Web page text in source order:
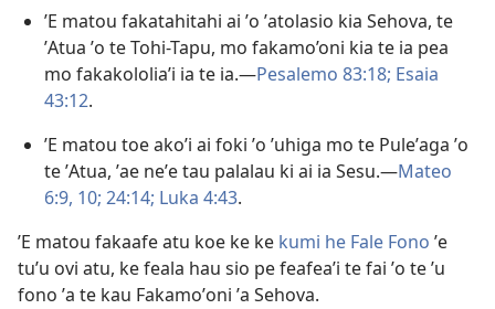
ʼE matou fakatahitahi ai ʼo ʼatolasio kia Sehova, te
ʼAtua ʼo te Tohi-Tapu, mo fakamo’oni kia te ia pea
mo fakakololiaʼi ia te ia.​—Pesalemo 83:18; Esaia
43:12.
ʼE matou toe akoʼi ai foki ʼo ʼuhiga mo te Puleʼaga ʼo
te ʼAtua, ʼae neʼe tau palalau ki ai ia Sesu.​—Mateo
6:9, 10; 24:14; Luka 4:43.
ʼE matou fakaafe atu koe ke ke kumi he Fale Fono ʼe
tu’u ovi atu, ke feala hau sio pe feafeaʼi te fai ʼo te ʼu
fono ʼa te kau Fakamoʼoni ʼa Sehova.